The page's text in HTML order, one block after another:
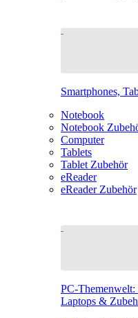
Smartphones,
Notebook
Notebook
Computer
Tablets
Tablet Zubehör
eReader
eReader Zubehör
PC-Themenwelt:
Laptops &